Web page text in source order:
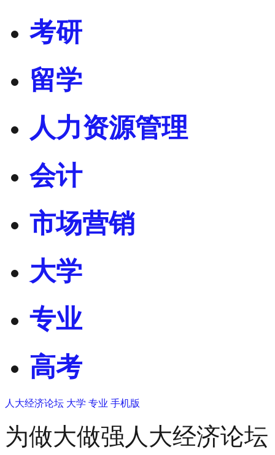
考研
留学
人力资源管理
会计
市场营销
大学
专业
高考
人大经济论坛 大学 专业 手机版
为做大做强人大经济论